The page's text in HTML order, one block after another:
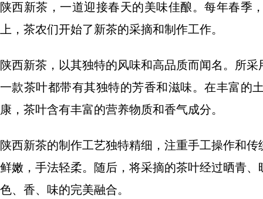
陕西新茶，一道迎接春天的美味佳酿。每年春季
上，茶农们开始了新茶的采摘和制作工作。
陕西新茶，以其独特的风味和高品质而闻名。所
一款茶叶都带有其独特的芳香和滋味。在丰富的
康，茶叶含有丰富的营养物质和香气成分。
陕西新茶的制作工艺独特精细，注重手工操作和
鲜嫩，手法轻柔。随后，将采摘的茶叶经过晒青
色、香、味的完美融合。